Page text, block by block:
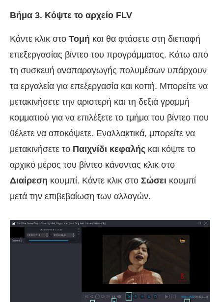
Βήμα 3. Κόψτε το αρχείο FLV
Κάντε κλικ στο Τομή και θα φτάσετε στη διεπαφή
επεξεργασίας βίντεο του προγράμματος. Κάτω από
τη συσκευή αναπαραγωγής πολυμέσων υπάρχουν
τα εργαλεία για επεξεργασία και κοπή. Μπορείτε να
μετακινήσετε την αριστερή και τη δεξιά γραμμή
κομματιού για να επιλέξετε το τμήμα του βίντεο που
θέλετε να αποκόψετε. Εναλλακτικά, μπορείτε να
μετακινήσετε το Παιχνίδι κεφαλής και κόψτε το
αρχικό μέρος του βίντεο κάνοντας κλικ στο
Διαίρεση κουμπί. Κάντε κλικ στο Σώσει κουμπί
μετά την επιβεβαίωση των αλλαγών.